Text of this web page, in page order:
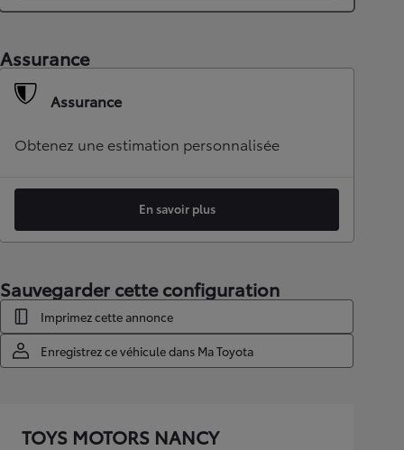
Assurance
Assurance
Obtenez une estimation personnalisée
En savoir plus
Sauvegarder cette configuration
Imprimez cette annonce
Enregistrez ce véhicule dans Ma Toyota
TOYS MOTORS NANCY